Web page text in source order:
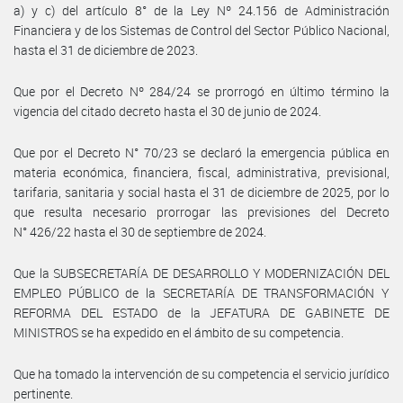
a) y c) del artículo 8° de la Ley Nº 24.156 de Administración
Financiera y de los Sistemas de Control del Sector Público Nacional,
hasta el 31 de diciembre de 2023.
Que por el Decreto Nº 284/24 se prorrogó en último término la
vigencia del citado decreto hasta el 30 de junio de 2024.
Que por el Decreto N° 70/23 se declaró la emergencia pública en
materia económica, financiera, fiscal, administrativa, previsional,
tarifaria, sanitaria y social hasta el 31 de diciembre de 2025, por lo
que resulta necesario prorrogar las previsiones del Decreto
N° 426/22 hasta el 30 de septiembre de 2024.
Que la SUBSECRETARÍA DE DESARROLLO Y MODERNIZACIÓN DEL
EMPLEO PÚBLICO de la SECRETARÍA DE TRANSFORMACIÓN Y
REFORMA DEL ESTADO de la JEFATURA DE GABINETE DE
MINISTROS se ha expedido en el ámbito de su competencia.
Que ha tomado la intervención de su competencia el servicio jurídico
pertinente.